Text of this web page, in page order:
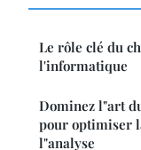
Le rôle clé du
l'informatique
Dominez l"art
pour optimiser
l"analyse